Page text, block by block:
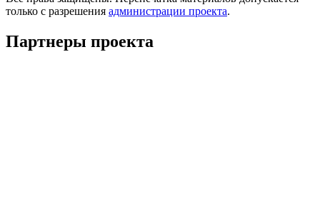
только с разрешения администрации проекта.
Партнеры проекта